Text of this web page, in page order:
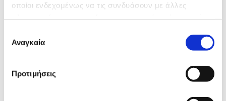
οποίοι ενδεχομένως να τις συνδυάσουν με άλλες
των υπηρεσιών τους.
συγκατάθεσης
Αναγκαία
Προτιμήσεις
Κρατικός Αερολιμένας Αλεξανδρούπολης